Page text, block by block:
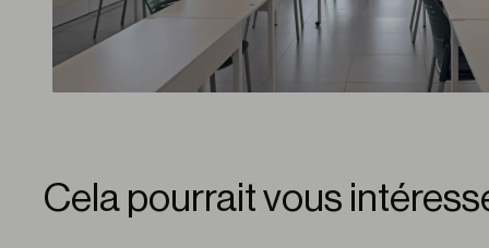
Cela pourrait vous